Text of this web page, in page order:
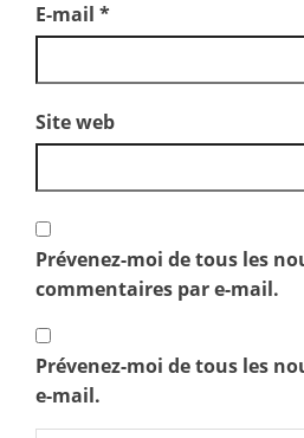
E-mail *
Site web
Prévenez-moi de tous les
commentaires par e-mail.
Prévenez-moi de tous les
e-mail.